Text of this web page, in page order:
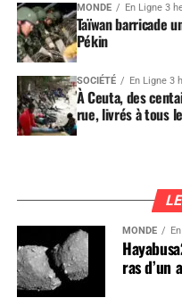
MONDE En Ligne 3
Taïwan barricade
Pékin
SOCIÉTÉ En Ligne 3
À Ceuta, des
rue, livrés à tous
MONDE
ras d’un